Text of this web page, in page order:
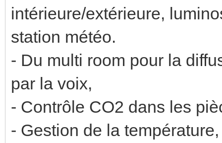
intérieure/extérieure,
station météo.
- Du multi room pour la
par la voix,
- Contrôle CO2 dans les
- Gestion de la température,